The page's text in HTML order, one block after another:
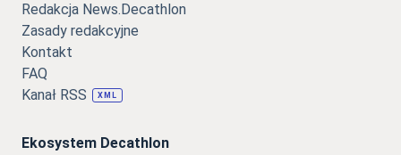
Redakcja News.Decathlon
Zasady redakcyjne
Kontakt
FAQ
Kanał RSS
XML
Ekosystem Decathlon